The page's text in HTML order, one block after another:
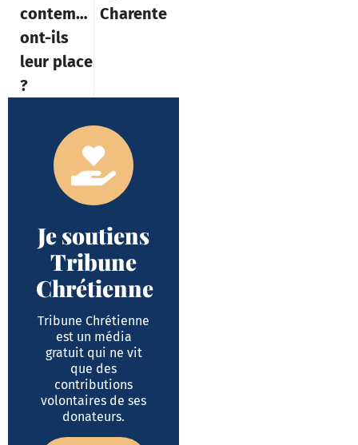
contemporains
ont-ils
leur place
?
Charente
Je soutiens
Tribune
Chrétienne
Tribune Chrétienne
est un média
gratuit qui ne vit
que des
contributions
volontaires de ses
donateurs.